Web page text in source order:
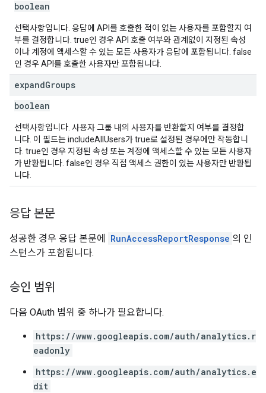
boolean
선택사항입니다. 응답에 API를 호출한 적이 없는 사용자를 포함할지 여
부를 결정합니다. true인 경우 API 호출 여부와 관계없이 지정된 속성
이나 계정에 액세스할 수 있는 모든 사용자가 응답에 포함됩니다. false
인 경우 API를 호출한 사용자만 포함됩니다.
expandGroups
boolean
선택사항입니다. 사용자 그룹 내의 사용자를 반환할지 여부를 결정합
니다. 이 필드는 includeAllUsers가 true로 설정된 경우에만 작동합니
다. true인 경우 지정된 속성 또는 계정에 액세스할 수 있는 모든 사용자
가 반환됩니다. false인 경우 직접 액세스 권한이 있는 사용자만 반환됩
니다.
응답 본문
성공한 경우 응답 본문에 RunAccessReportResponse 의 인
스턴스가 포함됩니다.
승인 범위
다음 OAuth 범위 중 하나가 필요합니다.
https://www.googleapis.com/auth/analytics.r
eadonly
https://www.googleapis.com/auth/analytics.e
dit